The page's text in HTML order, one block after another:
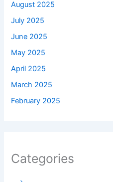
August 2025
July 2025
June 2025
May 2025
April 2025
March 2025
February 2025
Categories